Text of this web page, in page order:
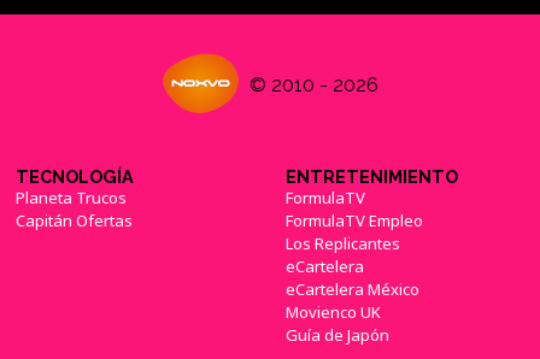
© 2010 - 2026
TECNOLOGÍA
Planeta Trucos
Capitán Ofertas
ENTRETENIMIENTO
FormulaTV
FormulaTV Empleo
Los Replicantes
eCartelera
eCartelera México
Movienco UK
Guía de Japón